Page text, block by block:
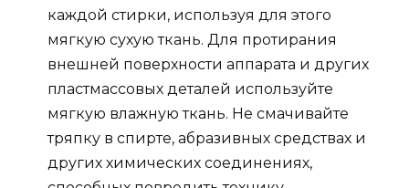
каждой стирки, используя для этого
мягкую сухую ткань. Для протирания
внешней поверхности аппарата и других
пластмассовых деталей используйте
мягкую влажную ткань. Не смачивайте
тряпку в спирте, абразивных средствах и
других химических соединениях,